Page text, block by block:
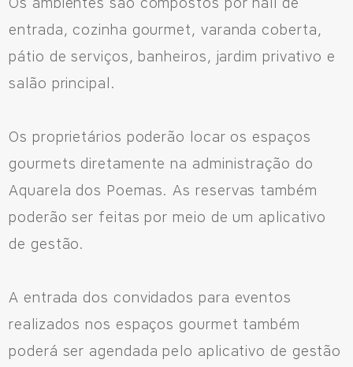
entrada, cozinha gourmet, varanda coberta,
pátio de serviços, banheiros, jardim privativo e
salão principal.
Os proprietários poderão locar os espaços
gourmets diretamente na administração do
Aquarela dos Poemas. As reservas também
poderão ser feitas por meio de um aplicativo
de gestão.
A entrada dos convidados para eventos
realizados nos espaços gourmet também
poderá ser agendada pelo aplicativo de gestão